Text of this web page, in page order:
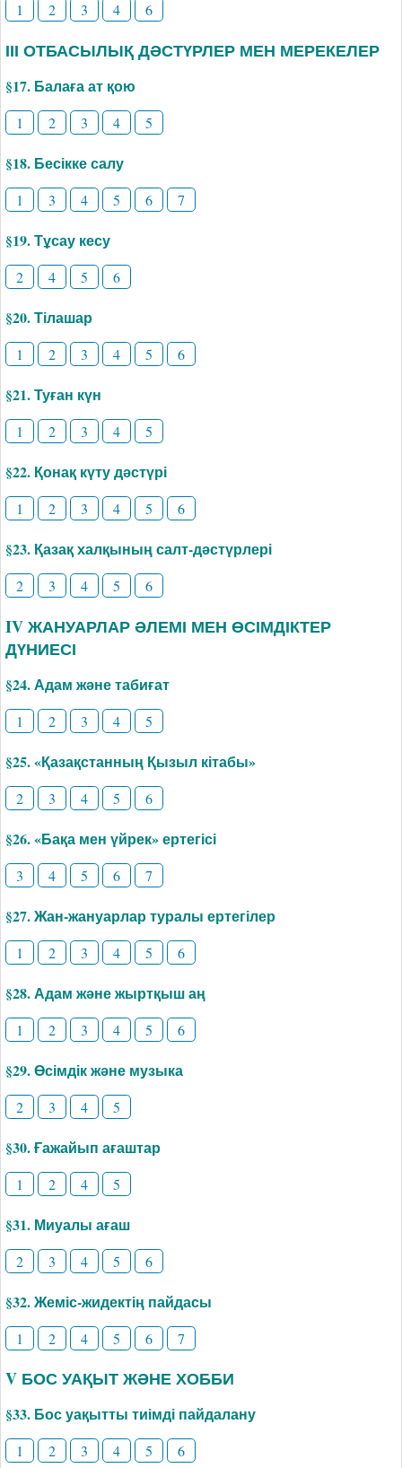
1 2 3 4 6
ІІІ ОТБАСЫЛЫҚ ДӘСТҮРЛЕР МЕН МЕРЕКЕЛЕР
§17. Балаға ат қою
1 2 3 4 5
§18. Бесікке салу
1 3 4 5 6 7
§19. Тұсау кесу
2 4 5 6
§20. Тілашар
1 2 3 4 5 6
§21. Туған күн
1 2 3 4 5
§22. Қонақ күту дәстүрі
1 2 3 4 5 6
§23. Қазақ халқының салт-дәстүрлері
2 3 4 5 6
IV ЖАНУАРЛАР ӘЛЕМІ МЕН ӨСІМДІКТЕР
ДҮНИЕСІ
§24. Адам және табиғат
1 2 3 4 5
§25. «Қазақстанның Қызыл кітабы»
2 3 4 5 6
§26. «Бақа мен үйрек» ертегісі
3 4 5 6 7
§27. Жан-жануарлар туралы ертегілер
1 2 3 4 5 6
§28. Адам және жыртқыш аң
1 2 3 4 5 6
§29. Өсімдік және музыка
2 3 4 5
§30. Ғажайып ағаштар
1 2 4 5
§31. Миуалы ағаш
2 3 4 5 6
§32. Жеміс-жидектің пайдасы
1 2 4 5 6 7
V БОС УАҚЫТ ЖӘНЕ ХОББИ
§33. Бос уақытты тиімді пайдалану
1 2 3 4 5 6